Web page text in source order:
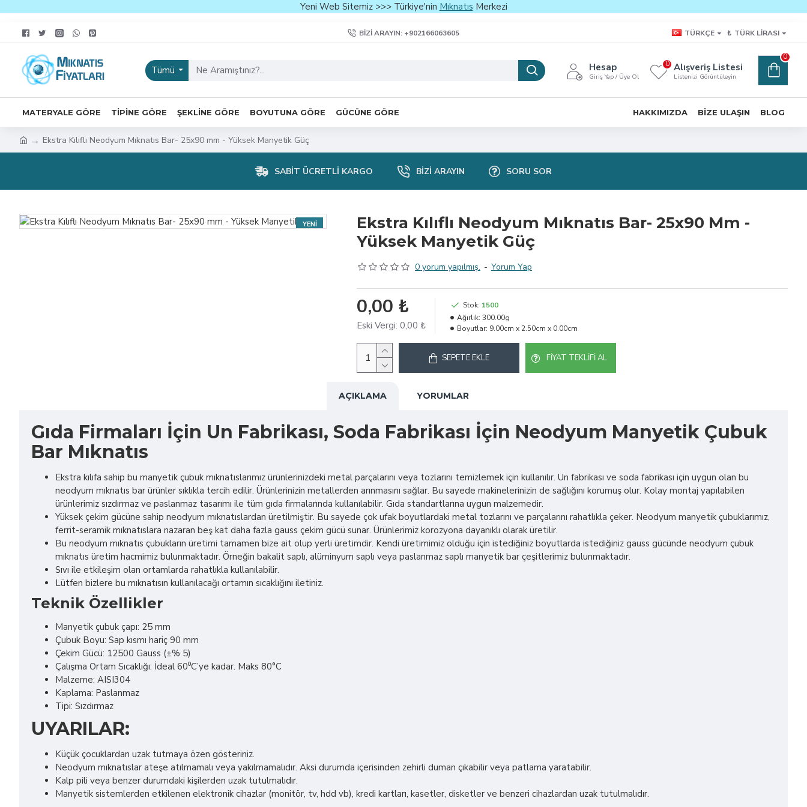
Yeni Web Sitemiz >>> Türkiye'nin Mıknatıs Merkezi
BIZI ARAYIN: +902166063605 TÜRKÇE ₺ TÜRK LIRASI
Tümü Hesap
Giriş Yap / Üye Ol
Alışveriş Listesi
Listenizi Görüntüleyin
0
0
MATERYALE GÖRE TIPINE GÖRE ŞEKLINE GÖRE BOYUTUNA GÖRE GÜCÜNE GÖRE HAKKIMIZDA BIZE ULAŞIN BLOG
Ekstra Kılıflı Neodyum Mıknatıs Bar- 25x90 mm - Yüksek Manyetik Güç
SABIT ÜCRETLI KARGO BIZI ARAYIN SORU SOR
YENI
Ekstra Kılıflı Neodyum Mıknatıs Bar- 25x90 Mm -
Yüksek Manyetik Güç
0 yorum yapılmış. - Yorum Yap
0,00 ₺
Eski Vergi: 0,00 ₺
Stok: 1500
Ağırlık: 300.00g
Boyutlar: 9.00cm x 2.50cm x 0.00cm
SEPETE EKLE FIYAT TEKLIFI AL
AÇIKLAMA YORUMLAR
Gıda Firmaları İçin Un Fabrikası, Soda Fabrikası İçin Neodyum Manyetik Çubuk
Bar Mıknatıs
Ekstra kılıfa sahip bu manyetik çubuk mıknatıslarımız ürünlerinizdeki metal parçalarını veya tozlarını temizlemek için kullanılır. Un fabrikası ve soda fabrikası için uygun olan bu
neodyum mıknatıs bar ürünler sıklıkla tercih edilir. Ürünlerinizin metallerden arınmasını sağlar. Bu sayede makinelerinizin de sağlığını korumuş olur. Kolay montaj yapılabilen
ürünlerimiz sızdırmaz ve paslanmaz tasarımı ile tüm gıda firmalarında kullanılabilir. Gıda standartlarına uygun malzemedir.
Yüksek çekim gücüne sahip neodyum mıknatıslardan üretilmiştir. Bu sayede çok ufak boyutlardaki metal tozlarını ve parçalarını rahatlıkla çeker. Neodyum manyetik çubuklarımız,
ferrit-seramik mıknatıslara nazaran beş kat daha fazla gauss çekim gücü sunar. Ürünlerimiz korozyona dayanıklı olarak üretilir.
Bu neodyum mıknatıs çubukların üretimi tamamen bize ait olup yerli üretimdir. Kendi üretimimiz olduğu için istediğiniz boyutlarda istediğiniz gauss gücünde neodyum çubuk
mıknatıs üretim hacmimiz bulunmaktadır. Örneğin bakalit saplı, alüminyum saplı veya paslanmaz saplı manyetik bar çeşitlerimiz bulunmaktadır.
Sıvı ile etkileşim olan ortamlarda rahatlıkla kullanılabilir.
Lütfen bizlere bu mıknatısın kullanılacağı ortamın sıcaklığını iletiniz.
Teknik Özellikler
Manyetik çubuk çapı: 25 mm
Çubuk Boyu: Sap kısmı hariç 90 mm
Çekim Gücü: 12500 Gauss (±% 5)
Çalışma Ortam Sıcaklığı: İdeal 60⁰C’ye kadar. Maks 80°C
Malzeme: AISI304
Kaplama: Paslanmaz
Tipi: Sızdırmaz
UYARILAR:
Küçük çocuklardan uzak tutmaya özen gösteriniz.
Neodyum mıknatıslar ateşe atılmamalı veya yakılmamalıdır. Aksi durumda içerisinden zehirli duman çıkabilir veya patlama yaratabilir.
Kalp pili veya benzer durumdaki kişilerden uzak tutulmalıdır.
Manyetik sistemlerden etkilenen elektronik cihazlar (monitör, tv, hdd vb), kredi kartları, kasetler, disketler ve benzeri cihazlardan uzak tutulmalıdır.